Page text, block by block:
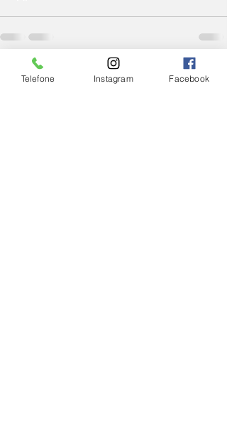
Posts Relacionados Ver tudo
Telefone Instagram Facebook